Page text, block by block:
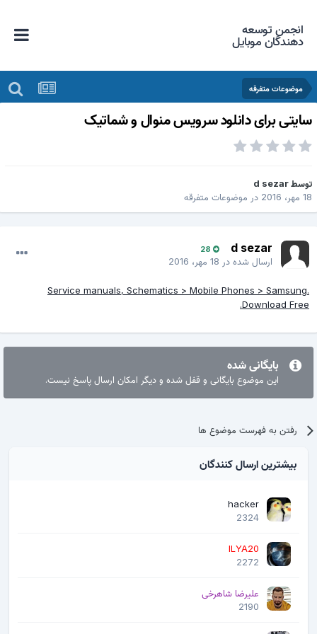
انجمن توسعه
دهندگان موبایل
موضوعات متفرقه
برای دانلود سرویس منوال و شماتیک
d sezar
2016
درموضوعات متفرقه
d sezar
28
ارسال شده در18 مهر، 2016
Service manuals, Schematics > Mobile Phones > Samsung.
Download Free.
بایگانی شده
این موضوع بایگانی و قفل شده و دیگر امکان ارسال پاسخ نیست.
رفتن به فهرست موضوع ها
بیشترین ارسال کنندگان
hacker
2324
ILYA20
2272
علیرضا شاهرخی
2190